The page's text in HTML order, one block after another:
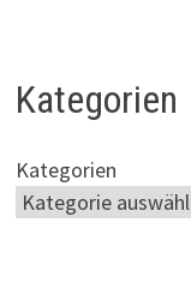
Kategorien
Kategorien